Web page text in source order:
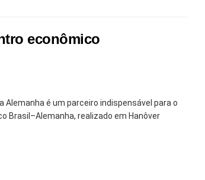
econômico
Alemanha é um parceiro indispensável para o
Brasil–Alemanha, realizado em Hanôver